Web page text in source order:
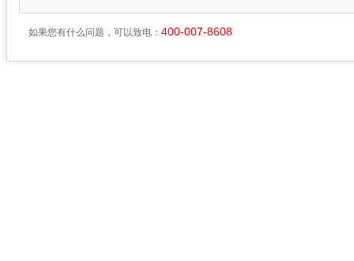
如果您有什么问题，可以致电： 400-007-8608